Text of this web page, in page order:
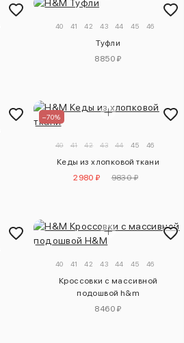
40 41 42 43 44 45 46
Туфли
8850 ₽
–70%
40 41 42 43 44 45 46
Кеды из хлопковой ткани
2980 ₽
9830 ₽
40 41 42 43 44 45 46
Кроссовки с массивной
подошвой h&m
8460 ₽